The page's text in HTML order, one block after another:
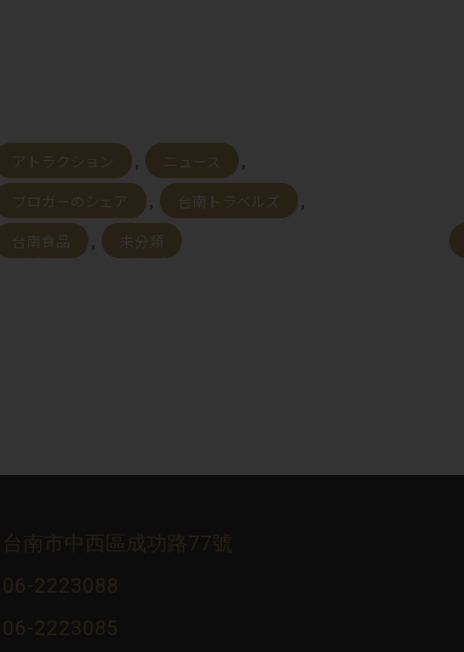
アトラクション , 台南トラベルズ
台南夜市攻略 | 大大武花大武花！
,
台南市中西區成功路77號
06-2223088
06-2223085